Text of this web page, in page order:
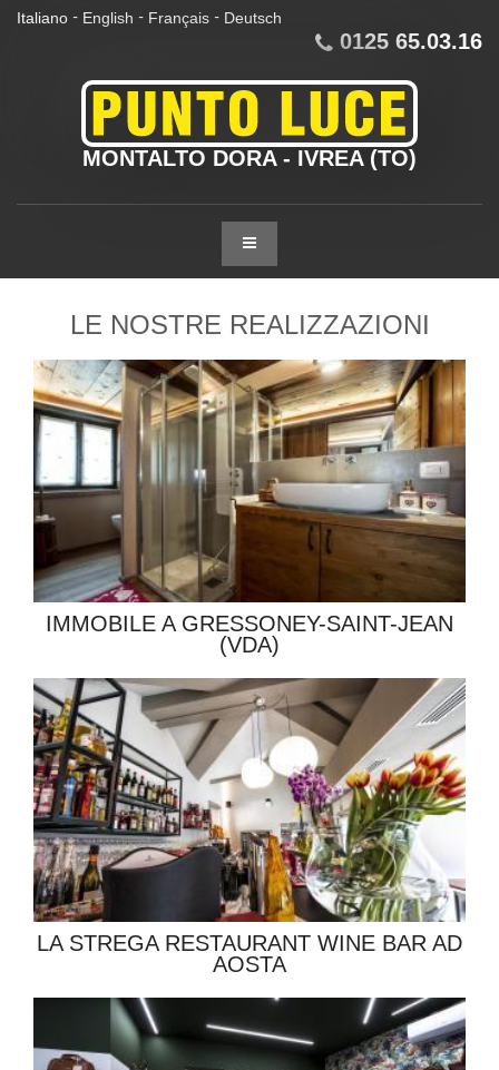
Italiano - English - Français - Deutsch
0125 65.03.16
MONTALTO DORA - IVREA (TO)
LE NOSTRE REALIZZAZIONI
IMMOBILE A GRESSONEY-SAINT-JEAN
(VDA)
LA STREGA RESTAURANT WINE BAR AD
AOSTA